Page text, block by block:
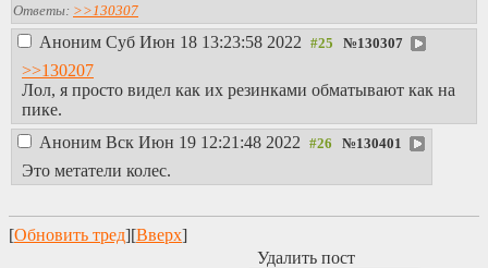
Ответы: >>130307
Аноним Суб Июн 18 13:23:58 2022 №130307
>>130207
Лол, я просто видел как их резинками обматывают как на
пике.
Аноним Вск Июн 19 12:21:48 2022 №130401
Это метатели колес.
[Обновить тред][Вверх]
Удалить пост